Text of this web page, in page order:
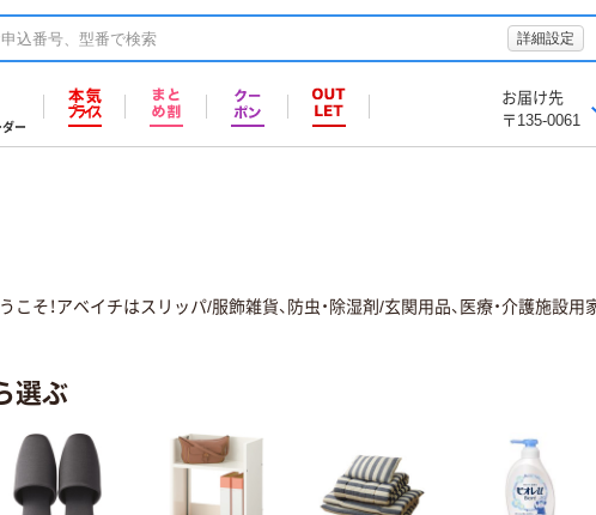
詳細設定
ー
お届け先
〒135-0061
こそ！アベイチはスリッパ/服飾雑貨、防虫・除湿剤/玄関用品、医療・介護施
選ぶ